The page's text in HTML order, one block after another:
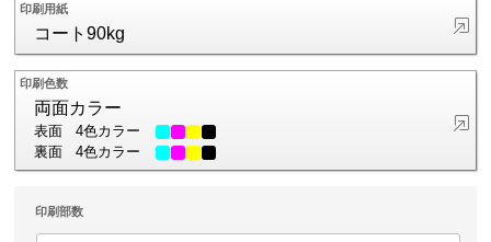
印刷用紙
コート90kg
印刷色数
両面カラー
表面
4色カラー
裏面
4色カラー
印刷部数